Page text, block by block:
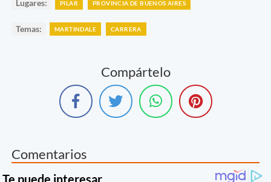
Lugares: PILAR PROVINCIA DE BUENOS AIRES
Temas: MARTINDALE CARRERA
Compártelo
Comentarios